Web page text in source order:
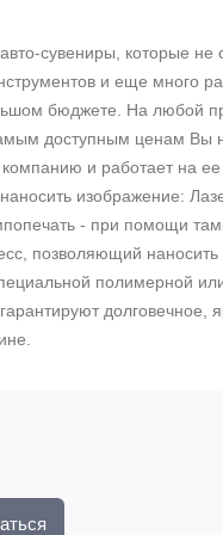
сувениры, которые не
и еще много
бюджете. На любой
доступным ценам Вы
компанию и работает на
изображение:
- при помощи
позволяющий
полимерной
долговечное,